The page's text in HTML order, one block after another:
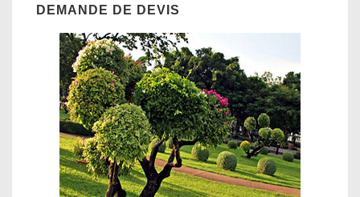
DEMANDE DE DEVIS